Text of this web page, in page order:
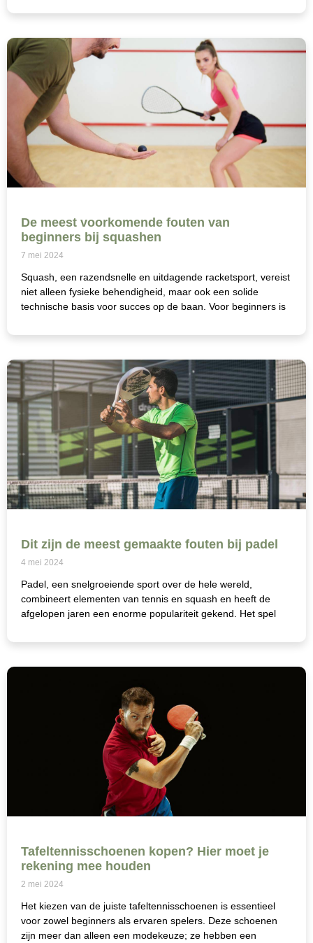
De meest voorkomende fouten van
beginners bij squashen
7 mei 2024
Squash, een razendsnelle en uitdagende racketsport, vereist
niet alleen fysieke behendigheid, maar ook een solide
technische basis voor succes op de baan. Voor beginners is
Dit zijn de meest gemaakte fouten bij padel
4 mei 2024
Padel, een snelgroeiende sport over de hele wereld,
combineert elementen van tennis en squash en heeft de
afgelopen jaren een enorme populariteit gekend. Het spel
Tafeltennisschoenen kopen? Hier moet je
rekening mee houden
2 mei 2024
Het kiezen van de juiste tafeltennisschoenen is essentieel
voor zowel beginners als ervaren spelers. Deze schoenen
zijn meer dan alleen een modekeuze; ze hebben een